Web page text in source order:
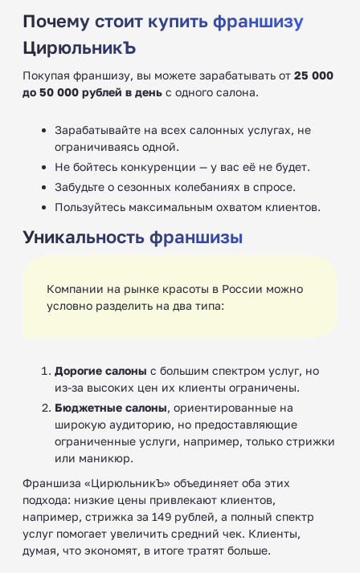
Почему стоит купить франшизу
ЦирюльникЪ
Покупая франшизу, вы можете зарабатывать от 25 000
до 50 000 рублей в день с одного салона.
Зарабатывайте на всех салонных услугах, не
ограничиваясь одной.
Не бойтесь конкуренции — у вас её не будет.
Забудьте о сезонных колебаниях в спросе.
Пользуйтесь максимальным охватом клиентов.
Уникальность франшизы
Компании на рынке красоты в России можно
условно разделить на два типа:
Дорогие салоны с большим спектром услуг, но
из-за высоких цен их клиенты ограничены.
Бюджетные салоны, ориентированные на
широкую аудиторию, но предоставляющие
ограниченные услуги, например, только стрижки
или маникюр.
Франшиза «ЦирюльникЪ» объединяет оба этих
подхода: низкие цены привлекают клиентов,
например, стрижка за 149 рублей, а полный спектр
услуг помогает увеличить средний чек. Клиенты,
думая, что экономят, в итоге тратят больше.